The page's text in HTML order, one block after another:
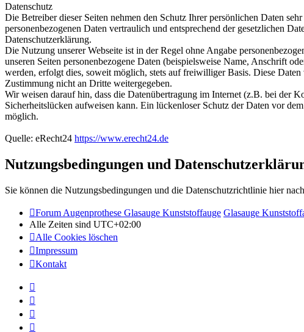
Datenschutz
Die Betreiber dieser Seiten nehmen den Schutz Ihrer persönlichen Daten
personenbezogenen Daten vertraulich und entsprechend der gesetzlichen
Datenschutzerklärung.
Die Nutzung unserer Webseite ist in der Regel ohne Angabe
unseren Seiten personenbezogene Daten (beispielsweise Name, Anschrift
werden, erfolgt dies, soweit möglich, stets auf freiwilliger Basis. Diese
Zustimmung nicht an Dritte weitergegeben.
Wir weisen darauf hin, dass die Datenübertragung im Internet (z.B. bei der
Sicherheitslücken aufweisen kann. Ein lückenloser Schutz der Daten vor
möglich.
Quelle: eRecht24 https://www.erecht24.de
Nutzungsbedingungen und
Sie können die Nutzungsbedingungen und die Datenschutzrichtlinie hier
Forum Augenprothese Glasauge Kunststoffauge Glasauge
Alle Zeiten sind UTC+02:00
Alle Cookies löschen
Impressum
Kontakt